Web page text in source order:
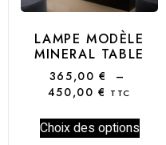
LAMPE MODÈLE
MINERAL TABLE
365,00€
–
450,00€ TTC
Choix des options